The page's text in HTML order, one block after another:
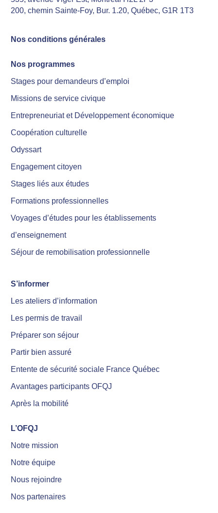
200, chemin Sainte-Foy, Bur. 1.20, Québec, G1R 1T3
Nos conditions générales
Nos programmes
Stages pour demandeurs d’emploi
Missions de service civique
Entrepreneuriat et Développement économique
Coopération culturelle
Odyssart
Engagement citoyen
Stages liés aux études
Formations professionnelles
Voyages d’études pour les établissements
d’enseignement
Séjour de remobilisation professionnelle
S’informer
Les ateliers d’information
Les permis de travail
Préparer son séjour
Partir bien assuré
Entente de sécurité sociale France Québec
Avantages participants OFQJ
Après la mobilité
L’OFQJ
Notre mission
Notre équipe
Nous rejoindre
Nos partenaires